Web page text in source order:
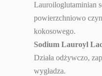
Lauroiloglutaminian
powierzchniowo
kokosowego.
Sodium Lauroyl
Działa odżywczo,
wygładza.